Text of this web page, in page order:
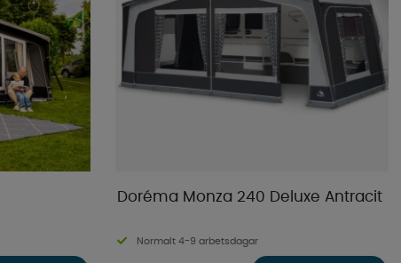
Doréma Monza 240 Deluxe Antracit
Normalt 4-9 arbetsdagar